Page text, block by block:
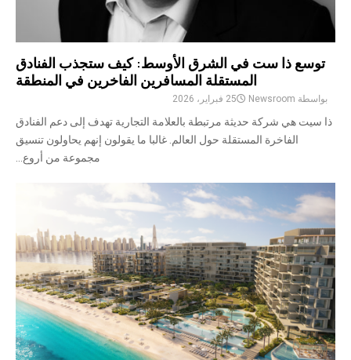
توسع ذا ست في الشرق الأوسط: كيف ستجذب الفنادق
المستقلة المسافرين الفاخرين في المنطقة
بواسطة Newsroom 25 فبراير، 2026
ذا سيت هي شركة حديثة مرتبطة بالعلامة التجارية تهدف إلى دعم الفنادق
الفاخرة المستقلة حول العالم. غالبا ما يقولون إنهم يحاولون تنسيق
مجموعة من أروع...